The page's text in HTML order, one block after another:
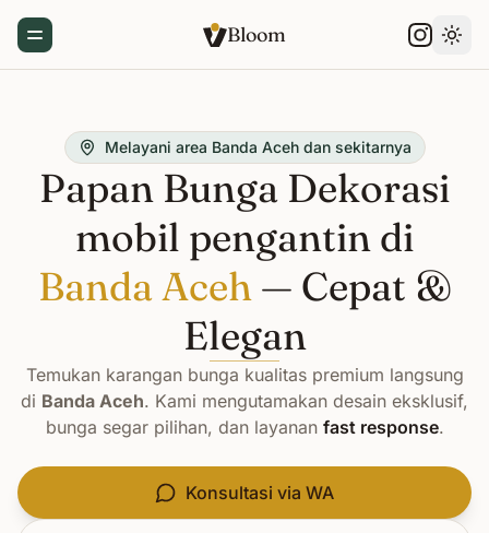
Toggle Menu Bloom
Melayani area Banda Aceh dan sekitarnya
Papan Bunga Dekorasi
mobil pengantin di
Banda Aceh— Cepat &
Elegan
Temukan karangan bunga kualitas premium langsung
di Banda Aceh. Kami mengutamakan desain eksklusif,
bunga segar pilihan, dan layanan fast response.
Konsultasi via WA